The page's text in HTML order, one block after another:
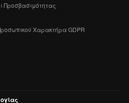
Προσβασιμότητας
Χαρακτήρα GDPR